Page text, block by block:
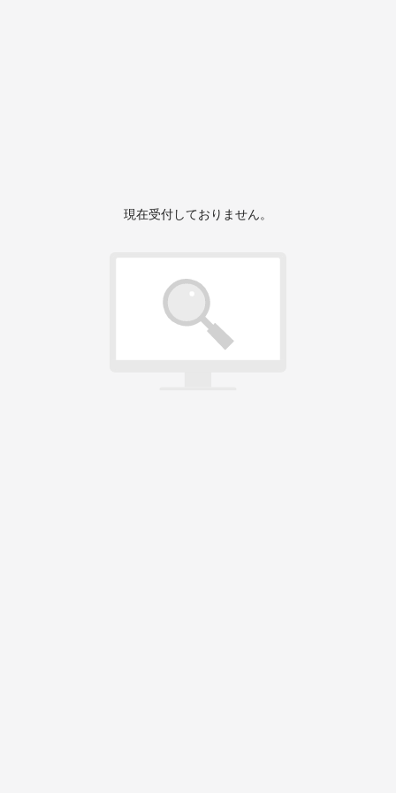
現在受付しておりません。